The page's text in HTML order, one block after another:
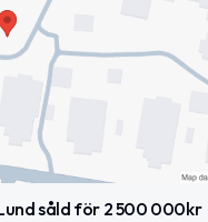
såld för 2 500 000kr